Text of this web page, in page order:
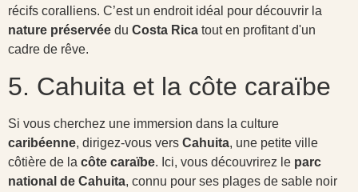
récifs coralliens. C’est un endroit idéal pour découvrir la
nature préservée du Costa Rica tout en profitant d'un
cadre de rêve.
5. Cahuita et la côte caraïbe
Si vous cherchez une immersion dans la culture
caribéenne, dirigez-vous vers Cahuita, une petite ville
côtière de la côte caraïbe. Ici, vous découvrirez le parc
national de Cahuita, connu pour ses plages de sable noir